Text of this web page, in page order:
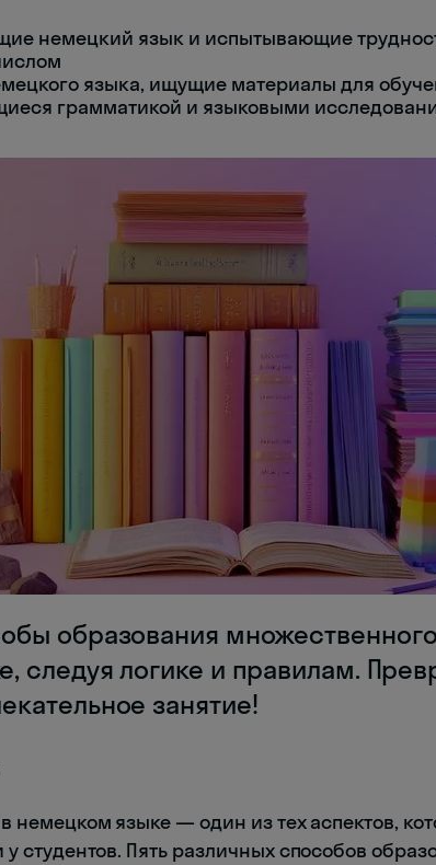
немецкий язык и испытывающие
языка, ищущие материалы для
грамматикой и языковыми
образования
следуя логике и правилам.
занятие!
немецком языке — один из тех аспектов,
студентов. Пять различных способов